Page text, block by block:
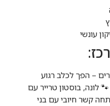
עונשי
– הפך לכלב רגוע
לונה, בוסטון טרייר עם
קשר חיובי עם בני